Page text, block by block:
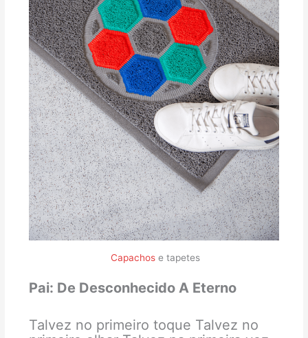
Capachos e tapetes
Pai: De Desconhecido A Eterno
Talvez no primeiro toque Talvez no